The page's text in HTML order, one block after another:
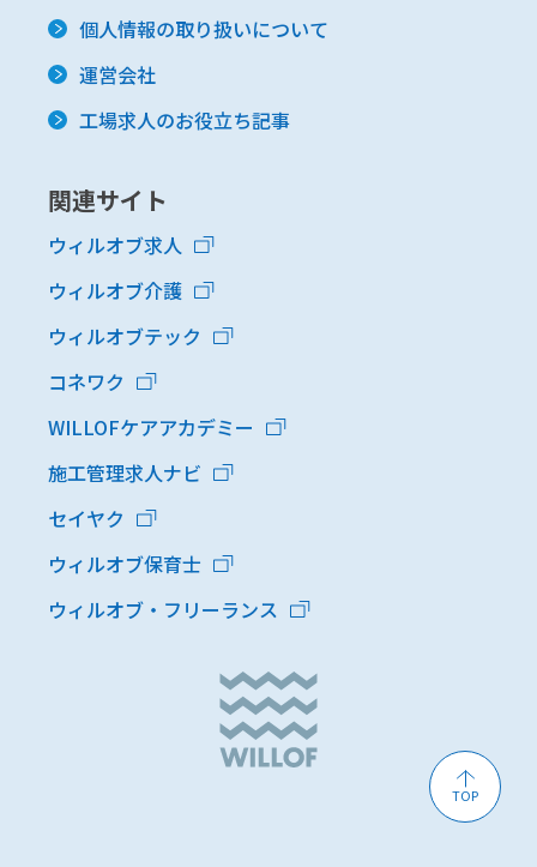
TOP
個人情報の取り扱いについて
運営会社
工場求人のお役立ち記事
関連サイト
ウィルオブ求人
ウィルオブ介護
ウィルオブテック
コネワク
WILLOFケアアカデミー
施工管理求人ナビ
セイヤク
ウィルオブ保育士
ウィルオブ・フリーランス